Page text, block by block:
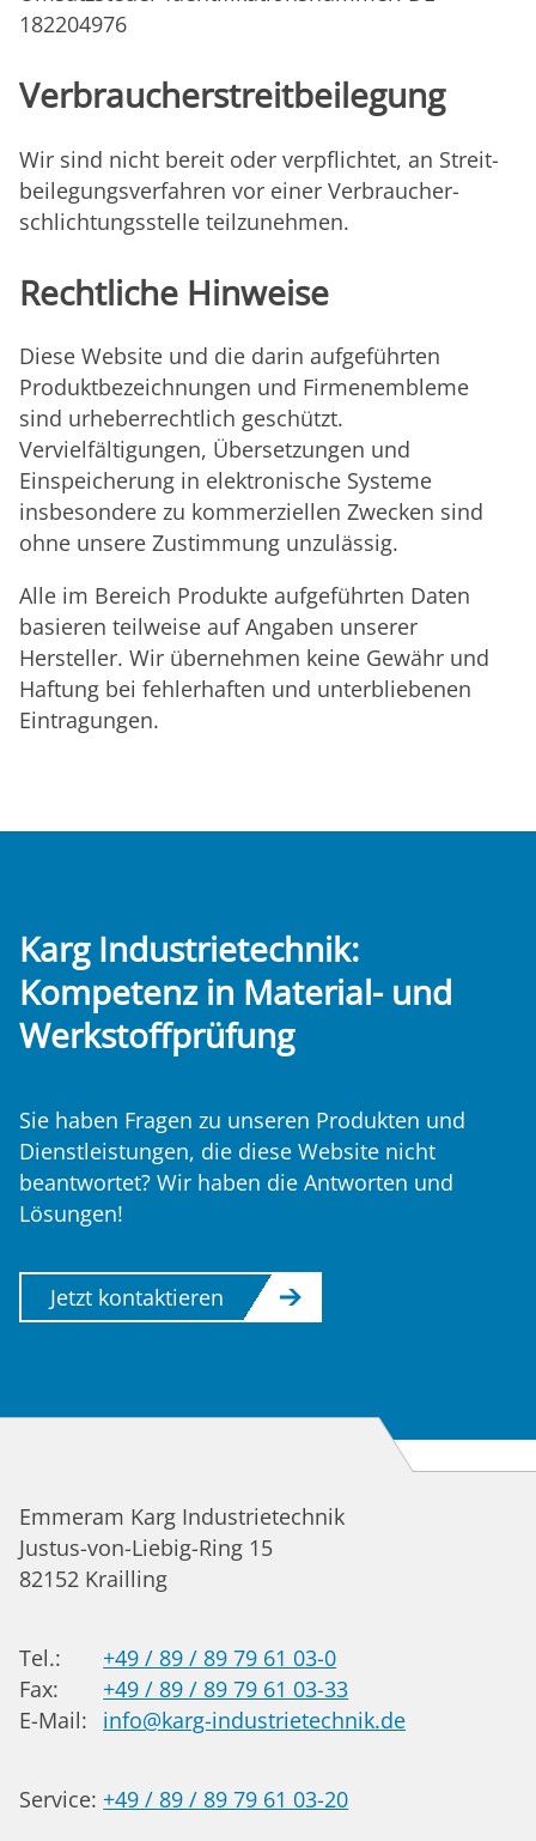
182204976
Verbraucher­­streit­­beilegung
Wir sind nicht bereit oder verpflichtet, an Streit­
beilegungs­verfahren vor einer Verbraucher­
schlichtungs­stelle teilzunehmen.
Rechtliche Hinweise
Diese Website und die darin aufgeführten
Produktbezeichnungen und Firmenembleme
sind urheberrechtlich geschützt.
Vervielfältigungen, Übersetzungen und
Einspeicherung in elektronische Systeme
insbesondere zu kommerziellen Zwecken sind
ohne unsere Zustimmung unzulässig.
Alle im Bereich Produkte aufgeführten Daten
basieren teilweise auf Angaben unserer
Hersteller. Wir übernehmen keine Gewähr und
Haftung bei fehlerhaften und unterbliebenen
Eintragungen.
Karg Industrietechnik:
Kompetenz in Material- und
Werkstoffprüfung
Sie haben Fragen zu unseren Produkten und
Dienstleistungen, die diese Website nicht
beantwortet? Wir haben die Antworten und
Lösungen!
Jetzt kontaktieren
Emmeram Karg Industrietechnik
Justus-von-Liebig-Ring 15
82152 Krailling
Tel.:
+49 / 89 / 89 79 61 03-0
Fax:
+49 / 89 / 89 79 61 03-33
E-Mail:
info@karg-industrietechnik.de
Service: +49 / 89 / 89 79 61 03-20